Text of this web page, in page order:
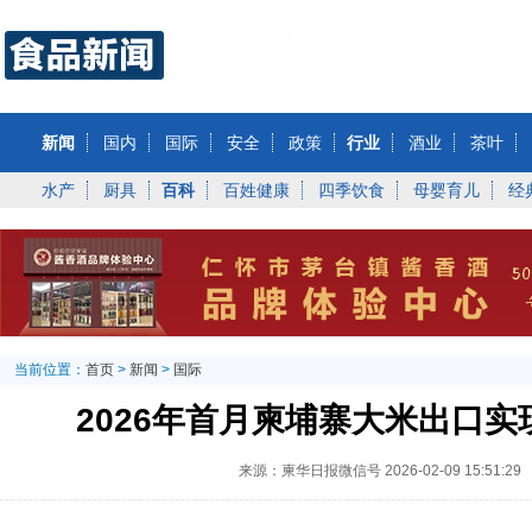
新闻 国内 国际 安全 政策 行业 酒业 茶叶
水产 厨具 百科 百姓健康 四季饮食 母婴育儿 经
当前位置： 首页 > 新闻 > 国际
2026年首月柬埔寨大米出口实
来源：柬华日报微信号 2026-02-09 15:51:29